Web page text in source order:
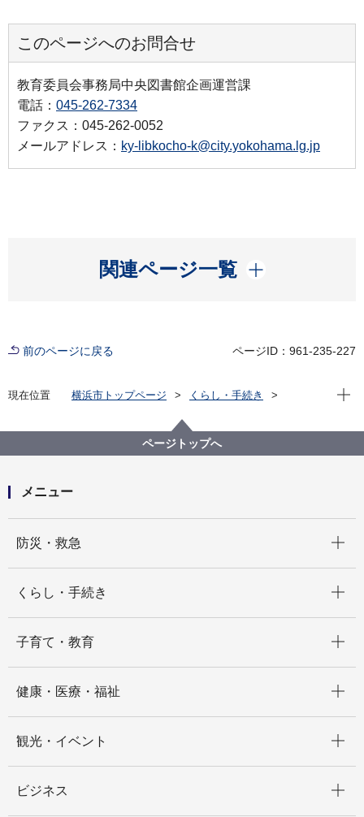
このページへのお問合せ
教育委員会事務局中央図書館企画運営課
電話： 045-262-7334
ファクス：045-262-0052
メールアドレス： ky-libkocho-k@city.yokohama.lg.jp
関連ページ一覧
開く
前のページに戻る ページID：961-235-227
現在位置 横浜市トップページ
くらし・手続き
近隣市図書館のご利用（広域利用）について
現在
ページトップへ
メニュー
防災・救急
くらし・手続き
子育て・教育
健康・医療・福祉
観光・イベント
ビジネス